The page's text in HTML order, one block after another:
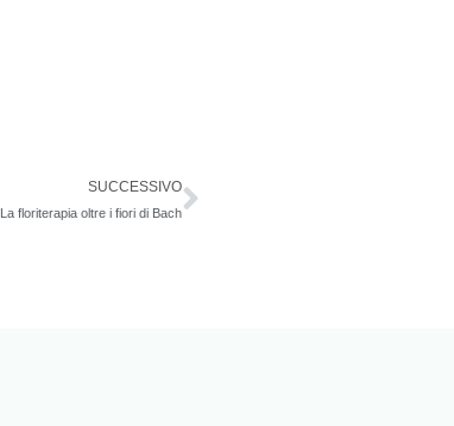
SUCCESSIVO
La floriterapia oltre i fiori di Bach
Successivo